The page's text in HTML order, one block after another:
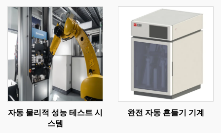
자동 물리적 성능 테스트 시
스템
완전 자동 흔들기 기계